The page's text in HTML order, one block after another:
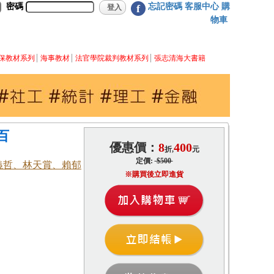
密碼 f 忘記密碼 客服中心 購
物車
教材系列 海事教材 法官學院裁判教材系列 張志清海大書籍
、林天賞、賴郁
優惠價： 8折,400元
定價:$500
※購買後立即進貨